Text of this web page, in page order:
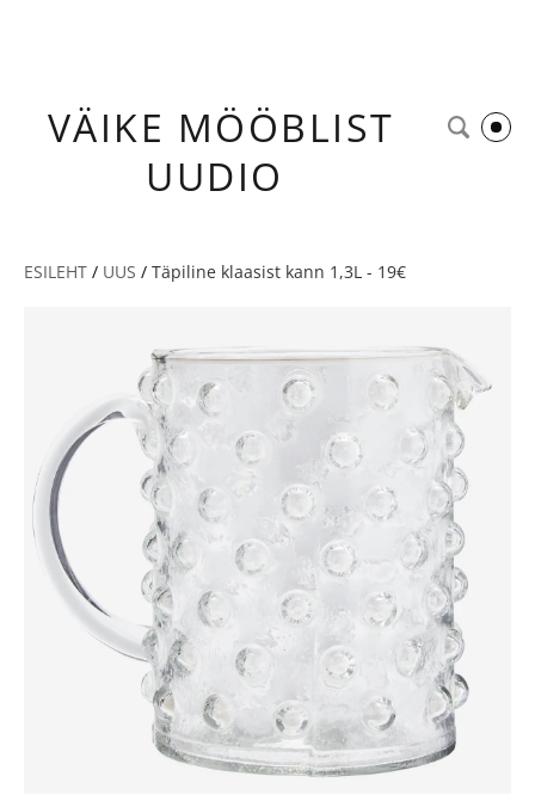
VÄIKE MÖÖBLIST
UUDIO
ESILEHT / UUS / Täpiline klaasist kann 1,3L - 19€